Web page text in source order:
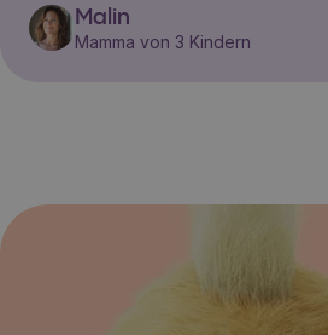
Malin
Mamma von 3 Kindern